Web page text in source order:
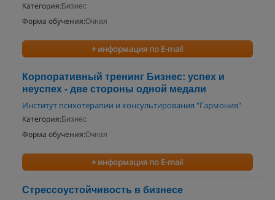
Категория: Бизнес
Форма обучения:Очная
+ информация по E-mail
Корпоративный тренинг Бизнес: успех и
неуспех - две стороны одной медали
Институт психотерапии и консультирования "Гармония"
Категория: Бизнес
Форма обучения:Очная
+ информация по E-mail
Стрессоустойчивость в бизнесе